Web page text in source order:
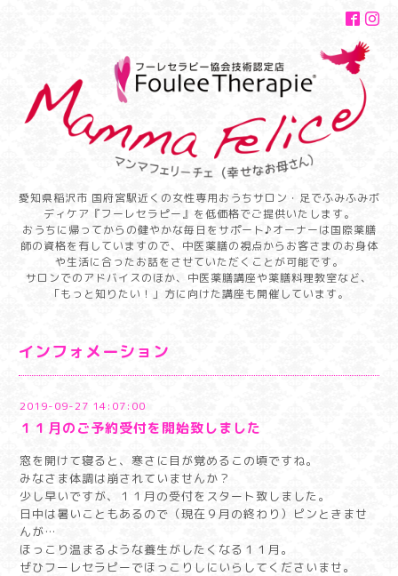
愛知県稲沢市 国府宮駅近くの女性専用おうちサロン・足でふみふみボ
ディケア『フーレセラピー』を低価格でご提供いたします。
おうちに帰ってからの健やかな毎日をサポート♪オーナーは国際薬膳
師の資格を有していますので、中医薬膳の視点からお客さまのお身体
や生活に合ったお話をさせていただくことが可能です。
サロンでのアドバイスのほか、中医薬膳講座や薬膳料理教室など、
「もっと知りたい！」方に向けた講座も開催しています。
インフォメーション
2019-09-27 14:07:00
１１月のご予約受付を開始致しました
窓を開けて寝ると、寒さに目が覚めるこの頃ですね。
みなさま体調は崩されていませんか？
少し早いですが、１１月の受付をスタート致しました。
日中は暑いこともあるので（現在９月の終わり）ピンときませ
んが…
ほっこり温まるような養生がしたくなる１１月。
ぜひフーレセラピーでほっこりしにいらしてくださいませ。